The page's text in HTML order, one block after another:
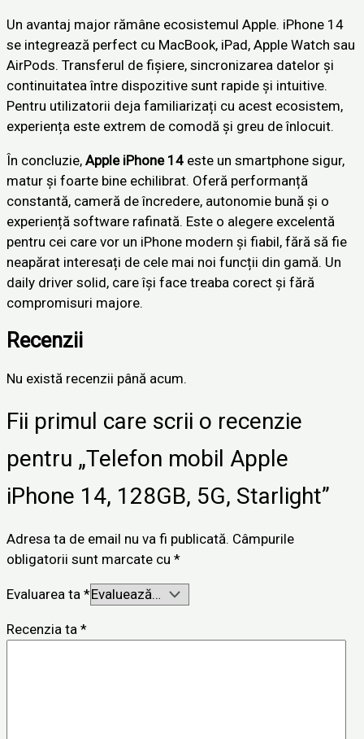
Un avantaj major rămâne ecosistemul Apple. iPhone 14
se integrează perfect cu MacBook, iPad, Apple Watch sau
AirPods. Transferul de fișiere, sincronizarea datelor și
continuitatea între dispozitive sunt rapide și intuitive.
Pentru utilizatorii deja familiarizați cu acest ecosistem,
experiența este extrem de comodă și greu de înlocuit.
În concluzie, Apple iPhone 14 este un smartphone sigur,
matur și foarte bine echilibrat. Oferă performanță
constantă, cameră de încredere, autonomie bună și o
experiență software rafinată. Este o alegere excelentă
pentru cei care vor un iPhone modern și fiabil, fără să fie
neapărat interesați de cele mai noi funcții din gamă. Un
daily driver solid, care își face treaba corect și fără
compromisuri majore.
Recenzii
Nu există recenzii până acum.
Fii primul care scrii o recenzie
pentru „Telefon mobil Apple
iPhone 14, 128GB, 5G, Starlight”
Adresa ta de email nu va fi publicată. Câmpurile
obligatorii sunt marcate cu *
Evaluarea ta *
Recenzia ta *